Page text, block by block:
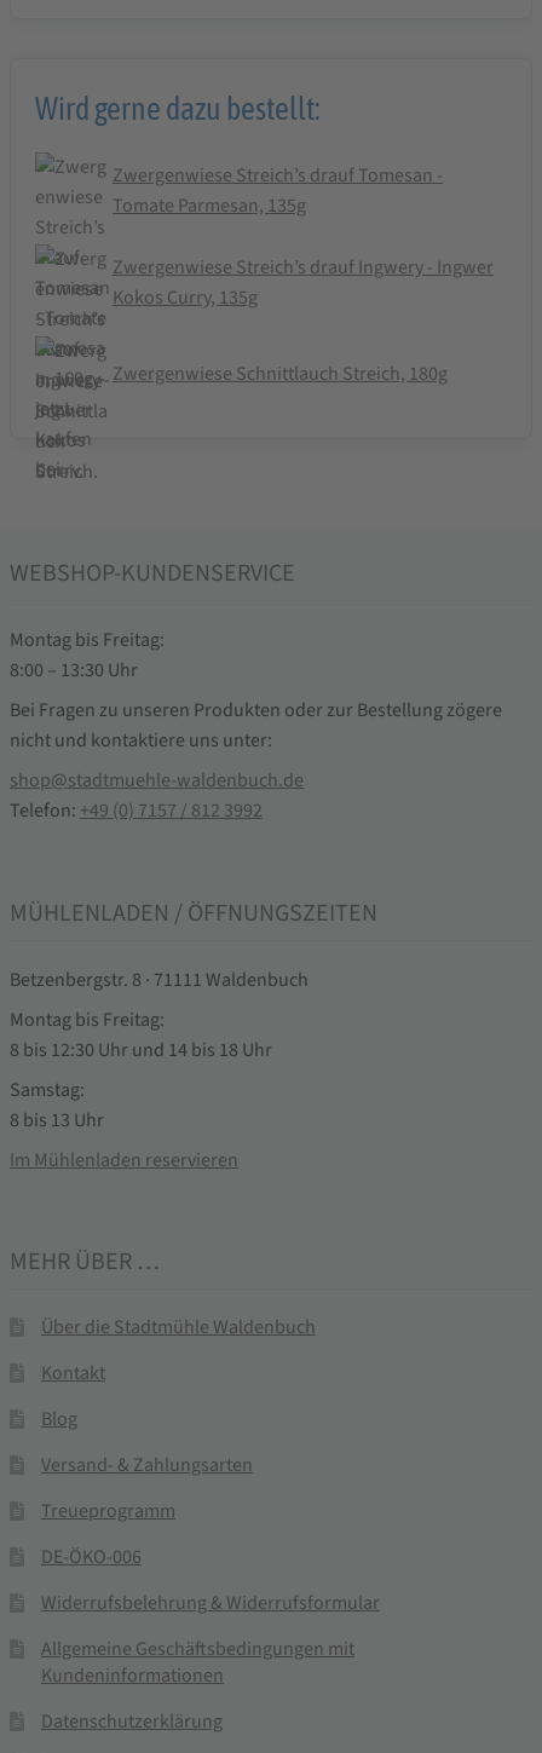
Wird gerne dazu bestellt:
Zwergenwiese Streich’s drauf Tomesan -
Tomate Parmesan, 135g
Zwergenwiese Streich’s drauf Ingwery - Ingwer
Kokos Curry, 135g
Zwergenwiese Schnittlauch Streich, 180g
WEBSHOP-KUNDENSERVICE
Montag bis Freitag:
8:00 – 13:30 Uhr
Bei Fragen zu unseren Produkten oder zur Bestellung zögere
nicht und kontaktiere uns unter:
shop@stadtmuehle-waldenbuch.de
Telefon:+49 (0) 7157 / 812 3992
MÜHLENLADEN / ÖFFNUNGSZEITEN
Betzenbergstr. 8 · 71111 Waldenbuch
Montag bis Freitag:
8 bis 12:30 Uhr und 14 bis 18 Uhr
Samstag:
8 bis 13 Uhr
Im Mühlenladen reservieren
MEHR ÜBER …
Über die Stadtmühle Waldenbuch
Kontakt
Blog
Versand- & Zahlungsarten
Treueprogramm
DE-ÖKO-006
Widerrufsbelehrung & Widerrufsformular
Allgemeine Geschäftsbedingungen mit
Kundeninformationen
Datenschutzerklärung